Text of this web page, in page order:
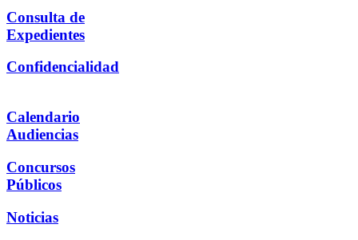
Consulta de
Expedientes
Confidencialidad
Calendario
Audiencias
Concursos
Públicos
Noticias